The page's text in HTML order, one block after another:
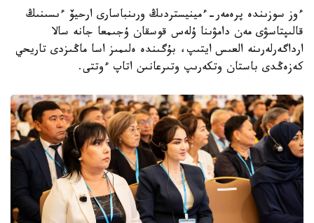
ءوز سوزىندە پرەمەر-ءمينيستردىڭ ورىنباسارى ارحيۆ ءىسىنىڭ
قالىپتاسۋى مەن دامۋىنا ۇلەس قوسقان ۇجىمعا جانە سالا
ارداگەرلەرىنە العىس ايتىپ، بۇگىندە ەلىمىز اسا ماڭىزدى تاريحي
كەزەڭدى باستان وتكەرىپ وتىرعانىن اتاپ ءوتتى.